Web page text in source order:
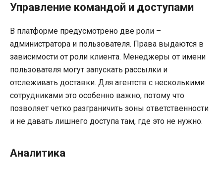
Управление командой и доступами
В платформе предусмотрено две роли –
администратора и пользователя. Права выдаются в
зависимости от роли клиента. Менеджеры от имени
пользователя могут запускать рассылки и
отслеживать доставки. Для агентств с несколькими
сотрудниками это особенно важно, потому что
позволяет четко разграничить зоны ответственности
и не давать лишнего доступа там, где это не нужно.
Аналитика